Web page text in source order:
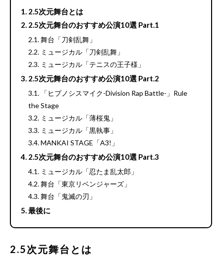
2.5次元舞台とは
2.5次元舞台のおすすめ公演10選 Part.1
舞台「刀剣乱舞」
ミュージカル「刀剣乱舞」
ミュージカル「テニスの王子様」
2.5次元舞台のおすすめ公演10選 Part.2
「ヒプノシスマイク-Division Rap Battle-」Rule
the Stage
ミュージカル「薄桜鬼」
ミュージカル「黒執事」
MANKAI STAGE「A3!」
2.5次元舞台のおすすめ公演10選 Part.3
ミュージカル「忍たま乱太郎」
舞台「東京リベンジャーズ」
舞台「鬼滅の刃」
最後に
2.5次元舞台とは